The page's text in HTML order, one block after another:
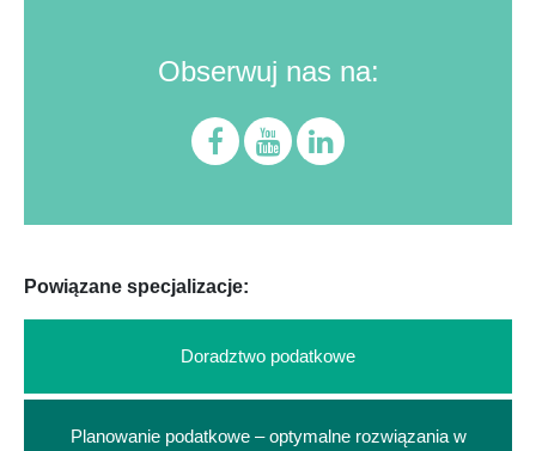
Obserwuj nas na:
Powiązane specjalizacje:
Doradztwo podatkowe
Planowanie podatkowe – optymalne rozwiązania w